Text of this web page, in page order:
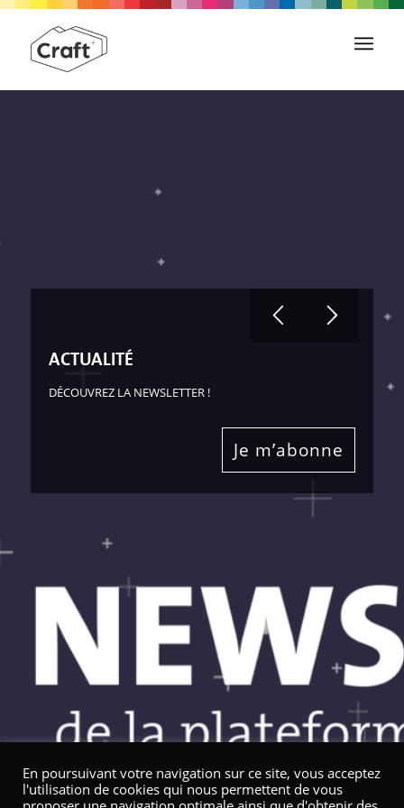
ACTUALITÉ
DÉCOUVREZ LA NEWSLETTER !
Je m’abonne
En poursuivant votre navigation sur ce site, vous acceptez
l'utilisation de cookies qui nous permettent de vous